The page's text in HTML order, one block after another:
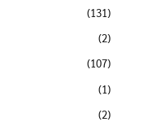
(131)
(2)
(107)
(1)
(2)